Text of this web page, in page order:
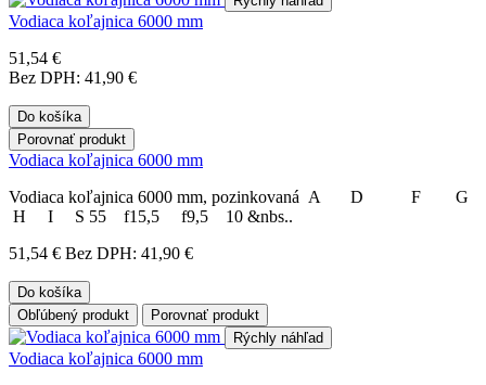
Vodiaca koľajnica 6000 mm
51,54 €
Bez DPH: 41,90 €
Do košíka
Porovnať produkt
Vodiaca koľajnica 6000 mm
Vodiaca koľajnica 6000 mm, pozinkovaná A D F G
H I S 55 f15,5 f9,5 10 &nbs..
51,54 € Bez DPH: 41,90 €
Do košíka
Obľúbený produkt
Porovnať produkt
Rýchly náhľad
Vodiaca koľajnica 6000 mm